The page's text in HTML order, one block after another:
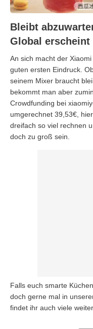
Bleibt
Global erscheint
An sich macht der
guten ersten Eindruck.
seinem Mixer braucht
bekommt man aber
Crowdfunding bei
umgerechnet 39,53€,
dreifach so viel rechnen
doch zu groß sein.
Falls euch smarte
doch gerne mal in
findet ihr auch viele